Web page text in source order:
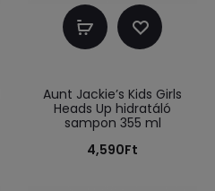
Kosárba
Aunt Jackie’s Kids Girls
Heads Up hidratáló
sampon 355 ml
4,590Ft